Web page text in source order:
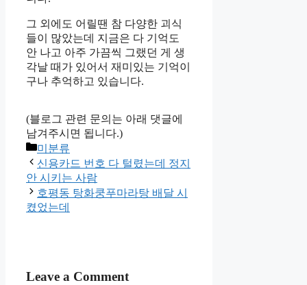
그 외에도 어릴땐 참 다양한 괴식
들이 많았는데 지금은 다 기억도
안 나고 아주 가끔씩 그랬던 게 생
각날 때가 있어서 재미있는 기억이
구나 추억하고 있습니다.
(블로그 관련 문의는 아래 댓글에
남겨주시면 됩니다.)
Categories
미분류
신용카드 번호 다 털렸는데 정지
안 시키는 사람
호평동 탕화쿵푸마라탕 배달 시
켰었는데
Leave a Comment